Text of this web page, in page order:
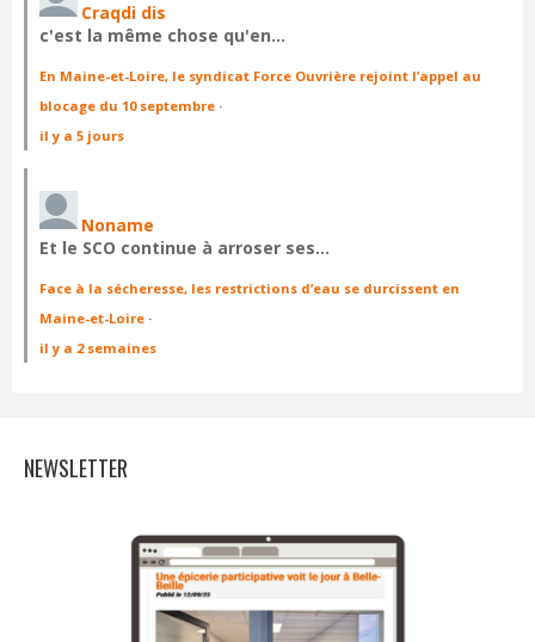
Craqdi dis
c'est la même chose qu'en…
En Maine-et-Loire, le syndicat Force Ouvrière rejoint l’appel au
blocage du 10 septembre ·
il y a 5 jours
Noname
Et le SCO continue à arroser ses…
Face à la sécheresse, les restrictions d’eau se durcissent en
Maine-et-Loire ·
il y a 2 semaines
NEWSLETTER